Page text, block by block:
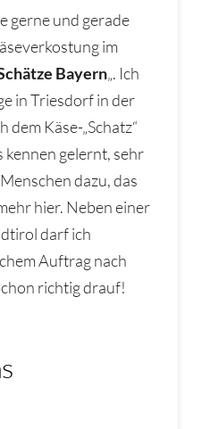
gerne und gerade
im
Bayern„. Ich
in Triesdorf in der
dem Käse-„Schatz“
kennen gelernt, sehr
dazu, das
hier. Neben einer
darf ich
Auftrag nach
richtig drauf!